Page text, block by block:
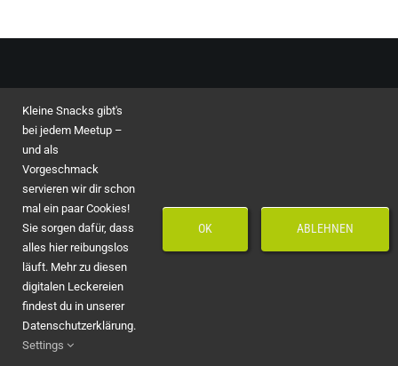
Impressum
Speakers
Marketing
Präsentations
© Copyright 2023 - 2026 by
CSRSM Partners
Kleine Snacks gibt's
bei jedem Meetup –
und als
Vorgeschmack
servieren wir dir schon
mal ein paar Cookies!
Sie sorgen dafür, dass
alles hier reibungslos
läuft. Mehr zu diesen
digitalen Leckereien
findest du in unserer
Datenschutzerklärung.
Settings
OK ABLEHNEN